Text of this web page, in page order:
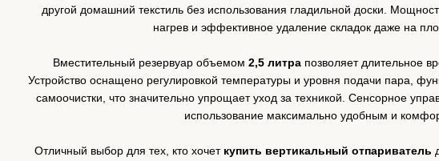
другой домашний текстиль без использования гладильной доски.
нагрев и эффективное удаление складок даже на
Вместительный резервуар объемом2,5 литра позволяет длительное
Устройство оснащено регулировкой температуры и уровня подачи пара,
самоочистки, что значительно упрощает уход за техникой. Сенсорное
использование максимально удобным и
Отличный выбор для тех, кто хочет купить вертикальный отпариватель